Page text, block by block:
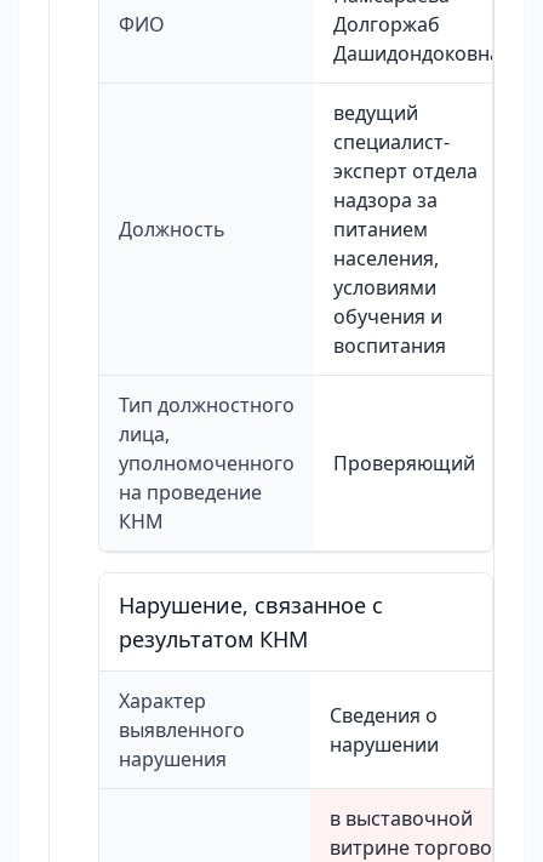
ФИО
Долгоржаб
Дашидондоковна
Должность
ведущий
специалист-
эксперт отдела
надзора за
питанием
населения,
условиями
обучения и
воспитания
Тип должностного
лица,
уполномоченного
на проведение
КНМ
Проверяющий
Нарушение, связанное с
результатом КНМ
Характер
выявленного
нарушения
Сведения о
нарушении
в выставочной
витрине торгового